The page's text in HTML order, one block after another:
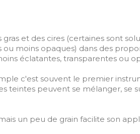
et des cires (certaines sont
moins opaques) dans des
éclatantes, transparentes ou
c'est souvent le premier
teintes peuvent se mélanger,
un peu de grain facilite son